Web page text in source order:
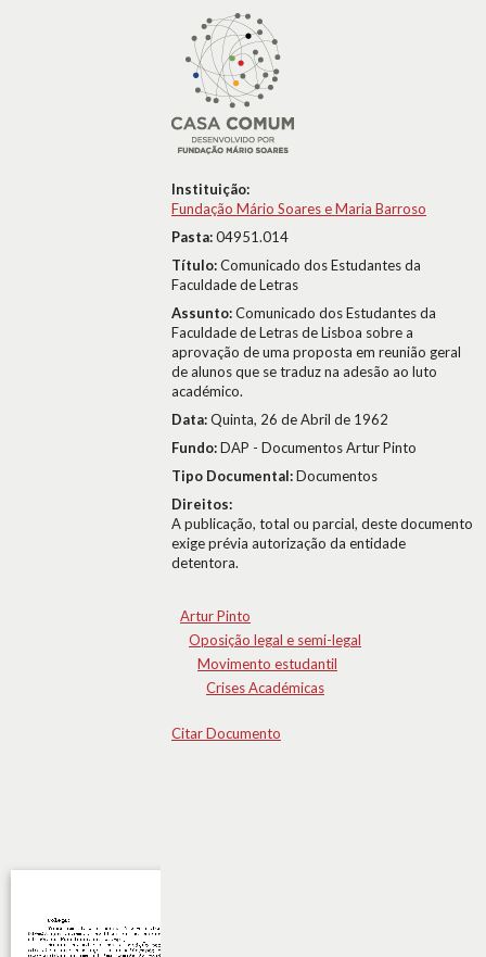
Instituição:
Fundação Mário Soares e Maria Barroso
Pasta:04951.014
Título:Comunicado dos Estudantes da
Faculdade de Letras
Assunto:Comunicado dos Estudantes da
Faculdade de Letras de Lisboa sobre a
aprovação de uma proposta em reunião geral
de alunos que se traduz na adesão ao luto
académico.
Data:Quinta, 26 de Abril de 1962
Fundo:DAP - Documentos Artur Pinto
Tipo Documental:Documentos
Direitos:
A publicação, total ou parcial, deste documento
exige prévia autorização da entidade
detentora.
Artur Pinto
Oposição legal e semi-legal
Movimento estudantil
Crises Académicas
Citar Documento